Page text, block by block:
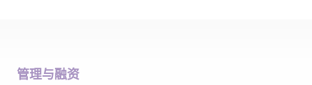
管理与融资